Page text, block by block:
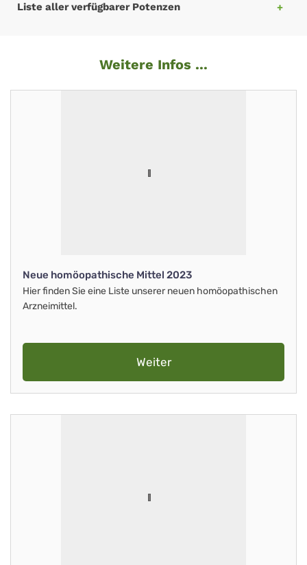
Liste aller verfügbarer Potenzen
Weitere Infos ...
Neue homöopathische Mittel 2023
Hier finden Sie eine Liste unserer neuen homöopathischen
Arzneimittel.
Weiter